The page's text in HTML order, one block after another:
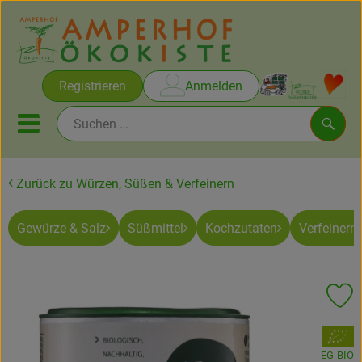
Registrieren Anmelden
Mobiles Menu öffnen oder
Rezepte
Ökokisten
Obst & Gemüse
Zurück zu Würzen, Süßen & Verfeinern
Gewürze & Salz Süßmittel Kochzutaten Verfeinern
, Verband:
EG-BIO